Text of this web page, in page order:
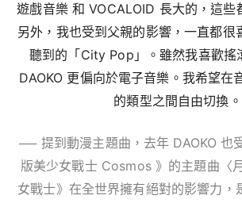
遊戲音樂 和 VOCALOID 長大的，這些
另外，我也受到父親的影響，一直都很
聽到的「City Pop」。雖然我喜歡搖
DAOKO 更偏向於電子音樂。我希望在
的類型之間自由切換。
── 提到動漫主題曲，去年 DAOKO 也
版美少女戰士 Cosmos 》的主題曲〈
女戰士》在全世界擁有絕對的影響力，